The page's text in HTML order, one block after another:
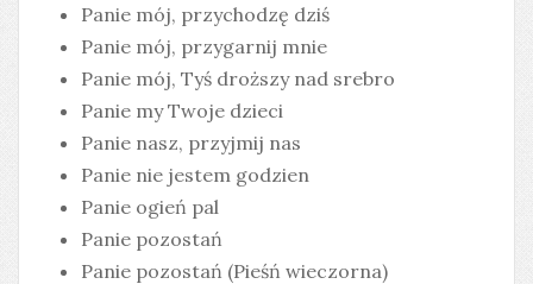
Panie mój, przychodzę dziś
Panie mój, przygarnij mnie
Panie mój, Tyś droższy nad srebro
Panie my Twoje dzieci
Panie nasz, przyjmij nas
Panie nie jestem godzien
Panie ogień pal
Panie pozostań
Panie pozostań (Pieśń wieczorna)